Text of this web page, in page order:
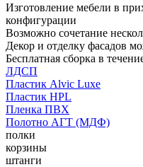
Изготовление мебели в
конфигурации
Возможно сочетание
Декор и отделку фасадов
Бесплатная сборка в
ЛДСП
Пластик Alvic Luxe
Пластик HPL
Пленка ПВХ
Полотно АГТ (МДФ)
полки
корзины
штанги